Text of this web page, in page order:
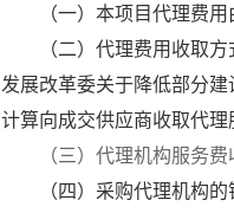
（一）本项目代理费
（二）代理费用收取
发展改革委关于降低部分
计算向成交供应商收取代理
（三）代理机构服务费
（四）采购代理机构的